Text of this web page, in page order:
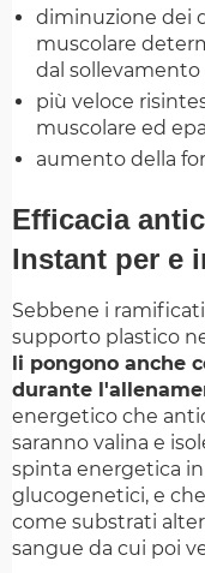
diminuzione dei
muscolare
dal sollevamento
più veloce
muscolare ed
aumento della
Efficacia
Instant per e
Sebbene i
supporto plastico
li pongono anche
durante
energetico che
saranno valina e
spinta energetica
glucogenetici, e
come substrati
sangue da cui poi